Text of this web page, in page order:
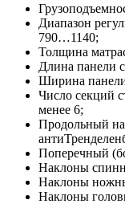
Диапазон
790…1140;
Толщина
Длина панели
Ширина
Число секций
менее 6;
Продольный
Поперечный
Наклоны
Наклоны
Наклоны